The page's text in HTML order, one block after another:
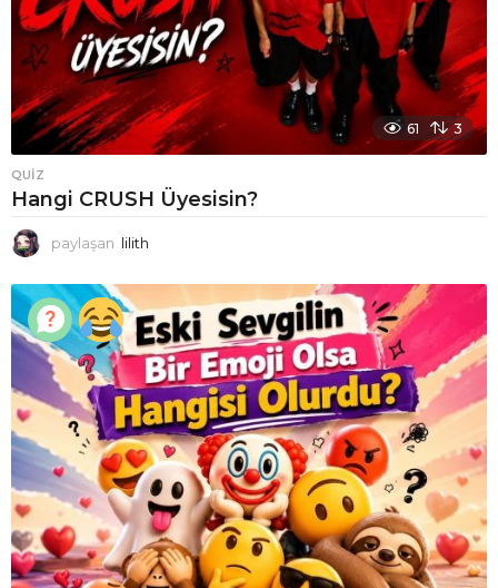
61 3
QUIZ
Hangi CRUSH Üyesisin?
paylaşan lilith